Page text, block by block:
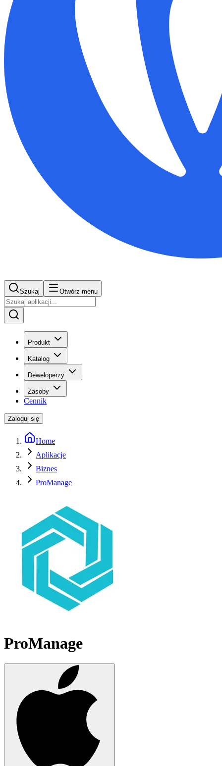
Szukaj Otwórz menu
Produkt
Katalog
Deweloperzy
Zasoby
Cennik
Zaloguj się
Home
Aplikacje
Biznes
ProManage
ProManage